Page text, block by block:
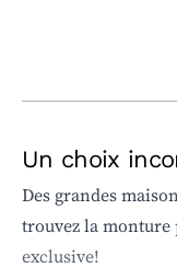
Un choix
Des grandes
trouvez la monture
exclusive!